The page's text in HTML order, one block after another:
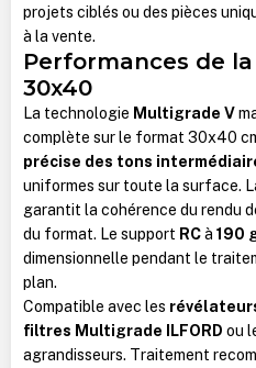
projets ciblés ou des pièces
à la vente.
Performances de
30x40
La technologie Multigrade V
complète sur le format 30x40
précise des tons
uniformes sur toute la surface.
garantit la cohérence du rendu
du format. Le support RCà 190
dimensionnelle pendant le
plan.
Compatible avec les
filtres Multigrade ILFORD ou
agrandisseurs. Traitement